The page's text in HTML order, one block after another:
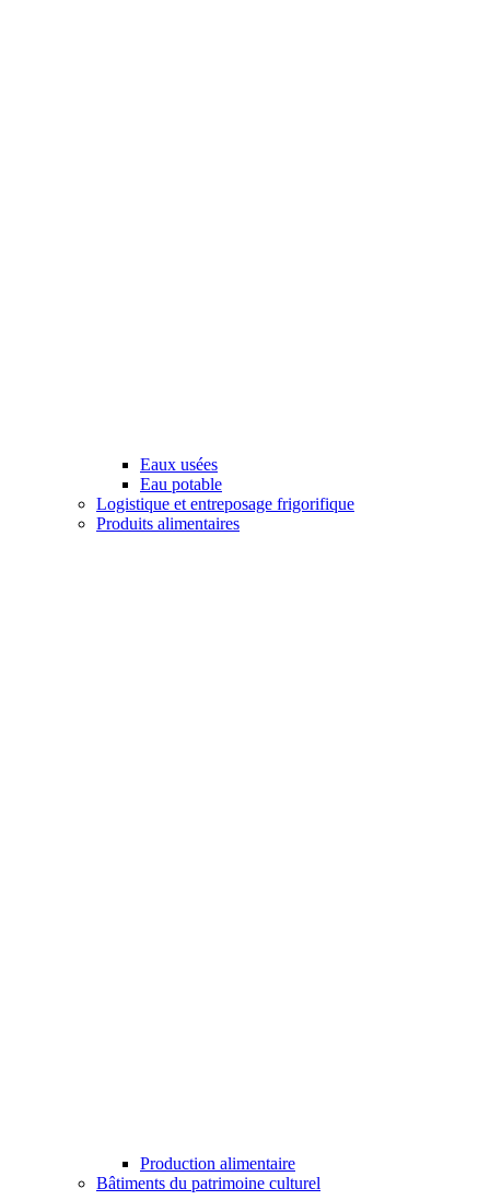
Eaux usées
Eau potable
Logistique et entreposage frigorifique
Produits alimentaires
Production alimentaire
Bâtiments du patrimoine culturel